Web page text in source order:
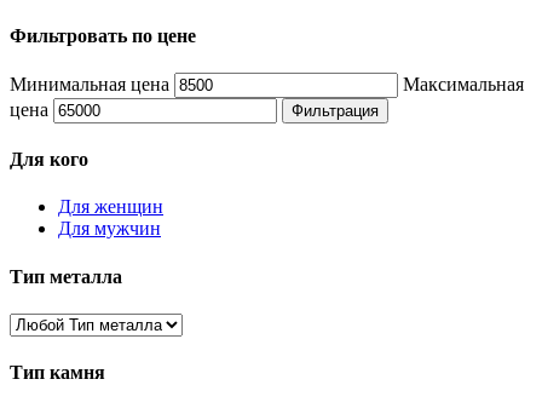
Фильтровать по цене
Минимальная цена
Максимальная
цена
Фильтрация
Для кого
Для женщин
Для мужчин
Тип металла
Тип камня